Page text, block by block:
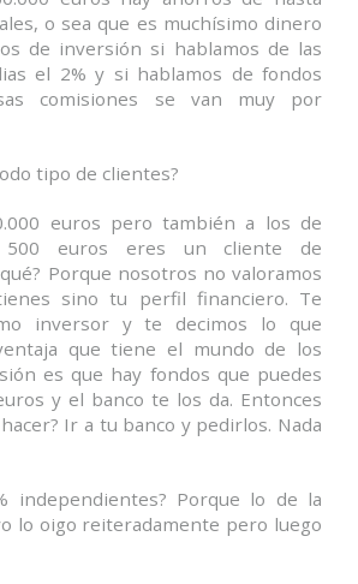
o sea que es muchísimo dinero
de inversión si hablamos de las
el 2% y si hablamos de fondos
comisiones se van muy por
tipo de clientes?
euros pero también a los de
500 euros eres un cliente de
Porque nosotros no valoramos
sino tu perfil financiero. Te
inversor y te decimos lo que
que tiene el mundo de los
es que hay fondos que puedes
y el banco te los da. Entonces
Ir a tu banco y pedirlos. Nada
independientes? Porque lo de la
lo oigo reiteradamente pero luego